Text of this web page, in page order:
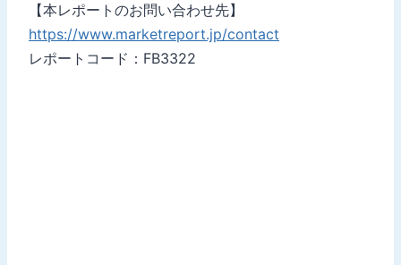
【本レポートのお問い合わせ先】
https://www.marketreport.jp/contact
レポートコード：FB3322